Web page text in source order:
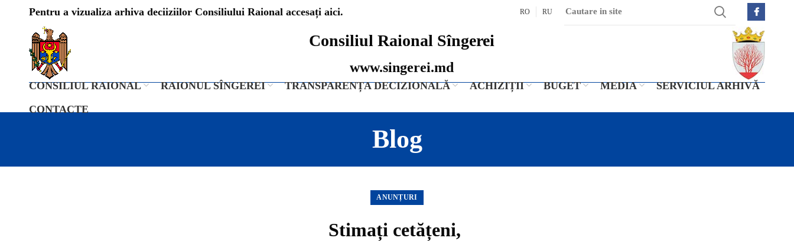
Pentru a vizualiza arhiva deciiziilor Consiliului Raional accesați aici. RO RU
Consiliul Raional Sîngerei
www.singerei.md
CONSILIUL RAIONAL RAIONUL SÎNGEREI TRANSPARENȚA DECIZIONALĂ ACHIZIȚII BUGET MEDIA
SERVICIUL ARHIVĂ
CONTACTE
Blog
ANUNȚURI
Stimați cetățeni,